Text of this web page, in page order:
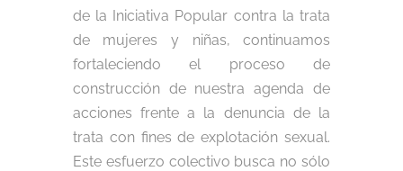
de la Iniciativa Popular contra la trata
de mujeres y niñas, continuamos
fortaleciendo el proceso de
construcción de nuestra agenda de
acciones frente a la denuncia de la
trata con fines de explotación sexual.
Este esfuerzo colectivo busca no sólo